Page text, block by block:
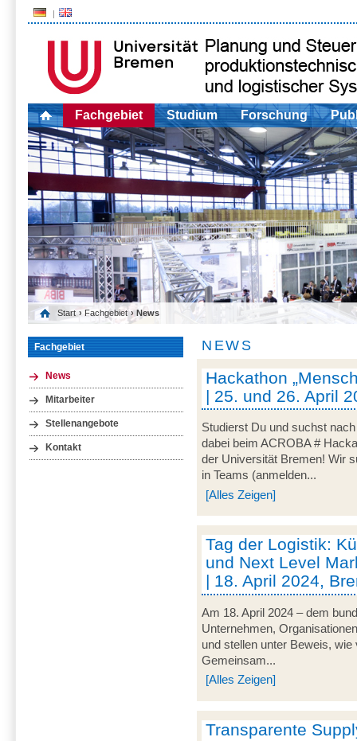
Fachgebiet Studium Forschung
Start › Fachgebiet › News
Fachgebiet
News
Mitarbeiter
Stellenangebote
Kontakt
NEWS
Hackathon
| 25. und 26. April
Studierst Du und suchst
dabei beim ACROBA #
der Universität Bremen! Wir
in Teams (anmelden...
[Alles Zeigen]
Tag der Logistik:
und Next Level
| 18. April 2024,
Am 18. April 2024 – dem
Unternehmen,
und stellen unter Beweis,
Gemeinsam...
[Alles Zeigen]
Transparente